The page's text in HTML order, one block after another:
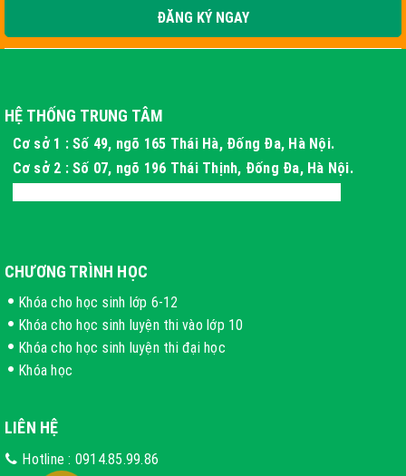
ĐĂNG KÝ NGAY
HỆ THỐNG TRUNG TÂM
Cơ sở 1 : Số 49, ngõ 165 Thái Hà, Đống Đa, Hà Nội.
Cơ sở 2 : Số 07, ngõ 196 Thái Thịnh, Đống Đa, Hà Nội.
CHƯƠNG TRÌNH HỌC
Khóa cho học sinh lớp 6-12
Khóa cho học sinh luyện thi vào lớp 10
Khóa cho học sinh luyện thi đại học
Khóa học
LIÊN HỆ
Hotline : 0914.85.99.86